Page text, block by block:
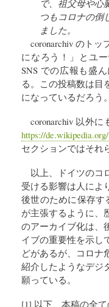
で、祖父母や心
つもコロナの倒
ました。
coronarchiv のト
になろう！」とユ
SNS での広報も盛
る。この投稿数は目
になっているだろう。
coronarchiv 以外
https://
セクションではそれ
以上、ドイツのコ
受ける影響は人によ
後世のために保存す
が主張するように、
のアーカイブ化は、
イブの重要性を示し
どがあるが、コロナ
紹介したようなデジ
願っている。
[1] 以下、本稿の全